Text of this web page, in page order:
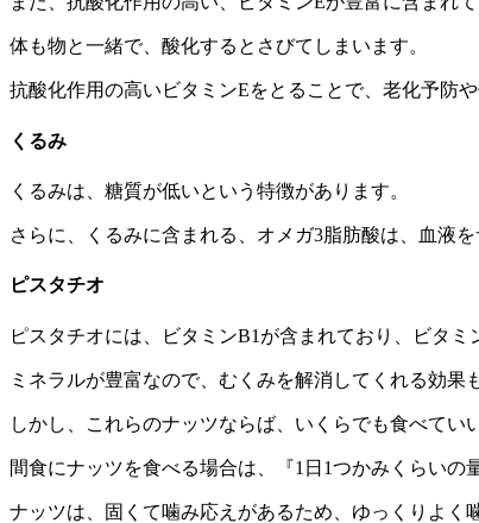
体も物と一緒で、酸化するとさびてしまいます。
抗酸化作用の高いビタミンEをとることで、老化予防
くるみ
くるみは、糖質が低いという特徴があります。
さらに、くるみに含まれる、オメガ3脂肪酸は、血液
ピスタチオ
ピスタチオには、ビタミンB1が含まれており、ビタ
ミネラルが豊富なので、むくみを解消してくれる効果
しかし、これらのナッツならば、いくらでも食べてい
間食にナッツを食べる場合は、『1日1つかみくらいの
ナッツは、固くて噛み応えがあるため、ゆっくりよく